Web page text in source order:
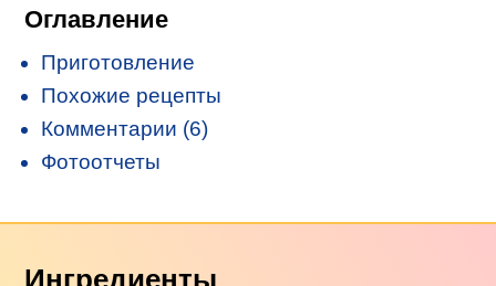
Оглавление
Приготовление
Похожие рецепты
Комментарии (6)
Фотоотчеты
Ингредиенты